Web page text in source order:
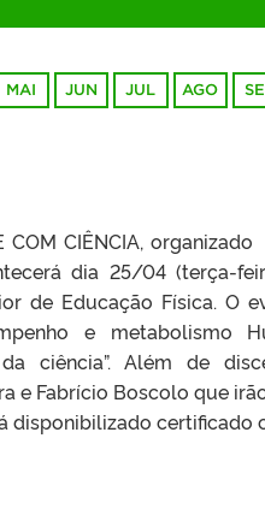
MAI JUN JUL AGO
COM CIÊNCIA,
dia 25/04 (terça-
de Educação Física. O
e metabolismo
ciência”. Além de
e Fabrício Boscolo que
disponibilizado certificado